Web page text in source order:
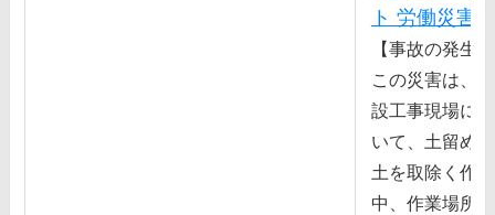
ト 労働災害
【事故の発生
この災害は、
設⼯事現場にお
いて、⼟留め
⼟を取除く作業
中、作業場所